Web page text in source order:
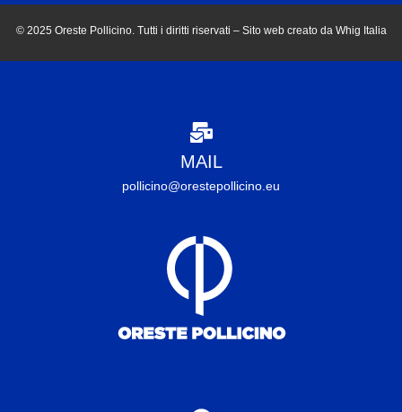
© 2025 Oreste Pollicino. Tutti i diritti riservati – Sito web creato da Whig Italia
MAIL
pollicino@orestepollicino.eu